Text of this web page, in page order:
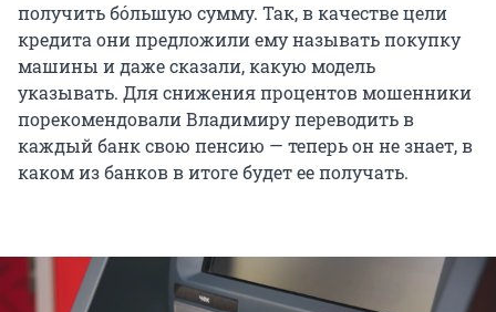
получить бóльшую сумму. Так, в качестве цели
кредита они предложили ему называть покупку
машины и даже сказали, какую модель
указывать. Для снижения процентов мошенники
порекомендовали Владимиру переводить в
каждый банк свою пенсию — теперь он не знает, в
каком из банков в итоге будет ее получать.